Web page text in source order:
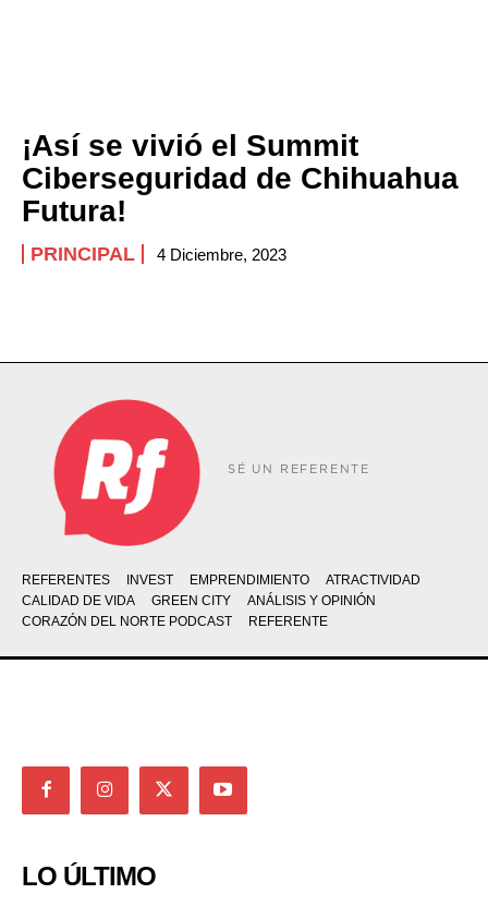
¡Así se vivió el Summit
Ciberseguridad de Chihuahua
Futura!
PRINCIPAL 4 Diciembre, 2023
SÉ UN REFERENTE
REFERENTES INVEST EMPRENDIMIENTO
ATRACTIVIDAD
CALIDAD DE VIDA
GREEN CITY
ANÁLISIS Y OPINIÓN
CORAZÓN DEL NORTE PODCAST
REFERENTE
LO ÚLTIMO